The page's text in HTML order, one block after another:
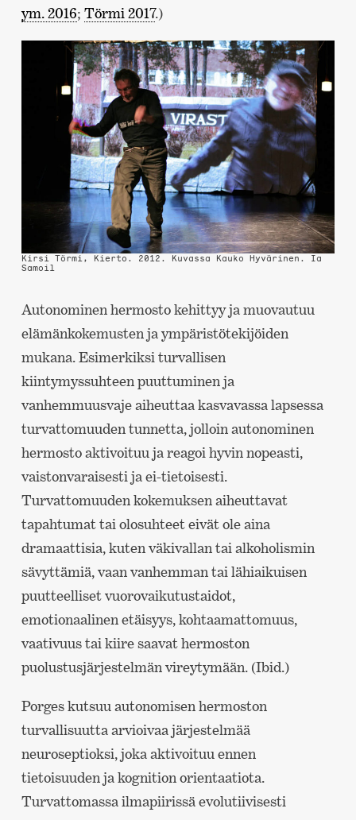
ym. 2016; Törmi 2017.)
Kirsi Törmi, Kierto. 2012. Kuvassa Kauko Hyvärinen. Ia
Samoil
Autonominen hermosto kehittyy ja muovautuu
elämänkokemusten ja ympäristötekijöiden
mukana. Esimerkiksi turvallisen
kiintymyssuhteen puuttuminen ja
vanhemmuusvaje aiheuttaa kasvavassa lapsessa
turvattomuuden tunnetta, jolloin autonominen
hermosto aktivoituu ja reagoi hyvin nopeasti,
vaistonvaraisesti ja ei-tietoisesti.
Turvattomuuden kokemuksen aiheuttavat
tapahtumat tai olosuhteet eivät ole aina
dramaattisia, kuten väkivallan tai alkoholismin
sävyttämiä, vaan vanhemman tai lähiaikuisen
puutteelliset vuorovaikutustaidot,
emotionaalinen etäisyys, kohtaamattomuus,
vaativuus tai kiire saavat hermoston
puolustusjärjestelmän vireytymään. (Ibid.)
Porges kutsuu autonomisen hermoston
turvallisuutta arvioivaa järjestelmää
neuroseptioksi, joka aktivoituu ennen
tietoisuuden ja kognition orientaatiota.
Turvattomassa ilmapiirissä evolutiivisesti